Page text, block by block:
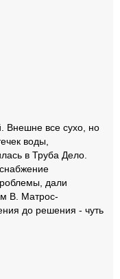
Внешне все сухо, но
воды,
в Труба Дело.
дали
В. Матрос-
до решения - чуть